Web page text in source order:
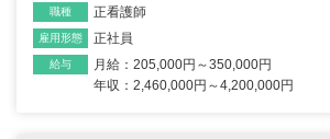
職種 正看護師
雇用形態 正社員
給与
月給：205,000円～350,000円
年収：2,460,000円～4,200,000円